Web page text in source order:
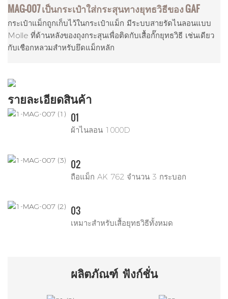
MAG-007 เป็นกระเป๋าใส่กระสุนทางยุทธวิธีของ GAF
กระเป๋าแม็กถูกเก็บไว้ในกระเป๋าแม็ก มีระบบสายรัดไนลอนแบบ
Molle ที่ด้านหลังของถุงกระสุนเพื่อติดกับเสื้อกั๊กยุทธวิธี เช่นเดียว
กับเชือกหลวมสำหรับยึดแม็กหลัก
รายละเอียดสินค้า
01
ผ้าไนลอน 1000D
02
ถือแม็ก AK 762 จำนวน 3 กระบอก
03
เหมาะสำหรับเสื้อยุทธวิธีทั้งหมด
ผลิตภัณฑ์ ฟังก์ชั่น